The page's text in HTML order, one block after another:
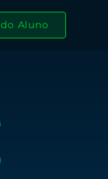
Aluno